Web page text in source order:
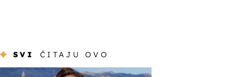
SVI ČITAJU OVO